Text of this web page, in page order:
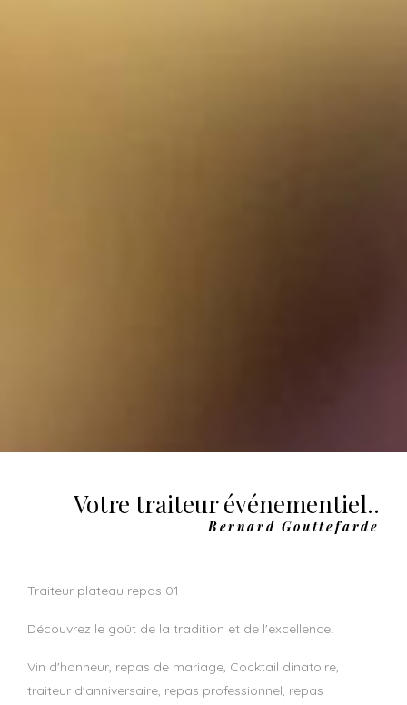
Votre traiteur événementiel..
Bernard Gouttefarde
traiteur plateau repas 01
Découvrez le goût de la tradition et de l'excellence.
Vin d'honneur, repas de mariage, Cocktail dinatoire,
traiteur d'anniversaire, repas professionnel, repas